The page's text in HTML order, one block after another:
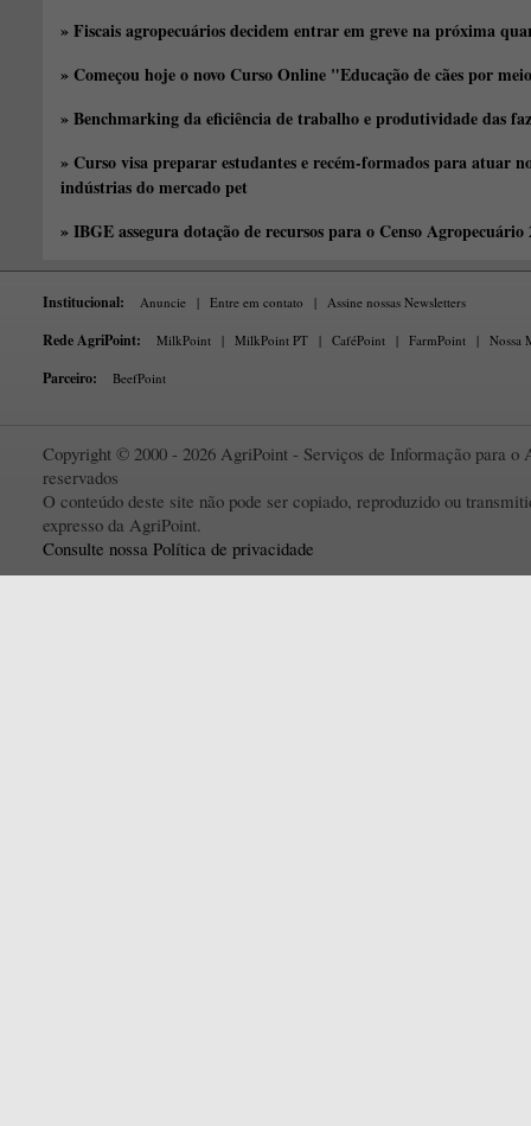
» Fiscais agropecuários decidem entrar em greve na próxima
» Começou hoje o novo Curso Online "Educação de cães por
» Benchmarking da eficiência de trabalho e produtividade das
» Curso visa preparar estudantes e recém-formados para atuar
indústrias do mercado pet
» IBGE assegura dotação de recursos para o Censo Agropecuário
Institucional: Anuncie | Entre em contato | Assine nossas Newsletters
Rede AgriPoint: MilkPoint | MilkPoint PT | CaféPoint | FarmPoint | Nossa
Parceiro: BeefPoint
Copyright © 2000 - 2026 AgriPoint - Serviços de Informação para o
reservados
O conteúdo deste site não pode ser copiado, reproduzido ou
expresso da AgriPoint.
Consulte nossa Política de privacidade